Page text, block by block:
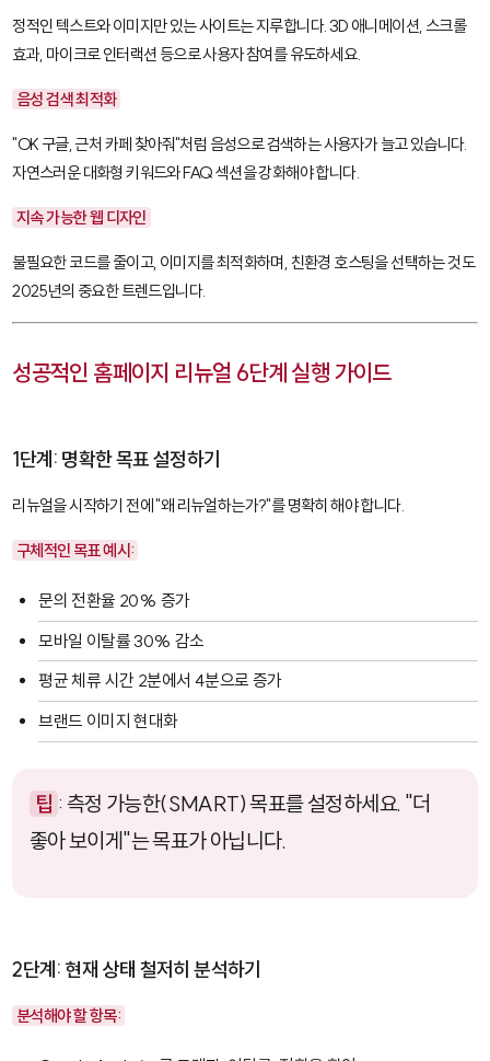
정적인 텍스트와 이미지만 있는 사이트는 지루합니다. 3D 애니메이션, 스크롤
효과, 마이크로 인터랙션 등으로 사용자 참여를 유도하세요.
음성 검색 최적화
"OK 구글, 근처 카페 찾아줘"처럼 음성으로 검색하는 사용자가 늘고 있습니다.
자연스러운 대화형 키워드와 FAQ 섹션을 강화해야 합니다.
지속 가능한 웹 디자인
불필요한 코드를 줄이고, 이미지를 최적화하며, 친환경 호스팅을 선택하는 것도
2025년의 중요한 트렌드입니다.
성공적인 홈페이지 리뉴얼 6단계 실행 가이드
1단계: 명확한 목표 설정하기
리뉴얼을 시작하기 전에 "왜 리뉴얼하는가?"를 명확히 해야 합니다.
구체적인 목표 예시:
문의 전환율 20% 증가
모바일 이탈률 30% 감소
평균 체류 시간 2분에서 4분으로 증가
브랜드 이미지 현대화
팁 : 측정 가능한(SMART) 목표를 설정하세요. "더
좋아 보이게"는 목표가 아닙니다.
2단계: 현재 상태 철저히 분석하기
분석해야 할 항목: